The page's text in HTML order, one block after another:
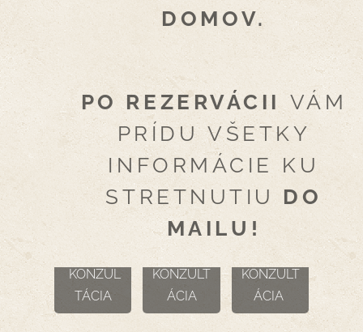
DOMOV.
PO REZERVÁCII VÁM
PRÍDU VŠETKY
INFORMÁCIE KU
STRETNUTIU
DO
MAILU!
O N L I
KONZUL
TÁCIA
O S O B
KONZULT
ÁCIA
D O M
Á C A
KONZULT
ÁCIA